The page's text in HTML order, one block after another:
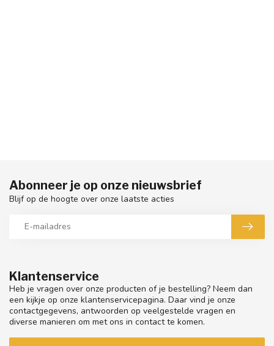
Klantenservice
Heb je vragen over onze producten of je bestelling? Neem dan
een kijkje op onze klantenservicepagina. Daar vind je onze
contactgegevens, antwoorden op veelgestelde vragen en
diverse manieren om met ons in contact te komen.
Abonneer je op onze nieuwsbrief
Blijf op de hoogte over onze laatste acties